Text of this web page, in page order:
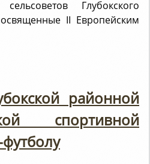
Глубокского
II Европейским
районной
спортивной